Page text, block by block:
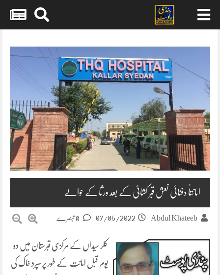
content
امانتاً دفنائی نعش قبر کشائی کے بعد ورثا کے حوالے
Abdul Khateeb
07/05/2022
کلر سیداں کے مرکزی قبرستان میں دو
یوم قبل امانت کے طور پر سپرد خاک کی